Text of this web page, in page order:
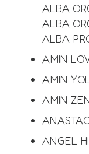
ALBA
ALBA
ALBA
AMIN
AMIN
AMIN
ANGEL